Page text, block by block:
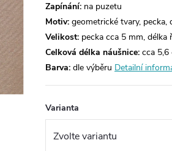
Zapínání: na puzetu
Motiv: geometrické tvary,
Velikost: pecka cca 5 mm,
Celková délka náušnice: cca 5,6
Barva: dle výběru Detailní
Varianta